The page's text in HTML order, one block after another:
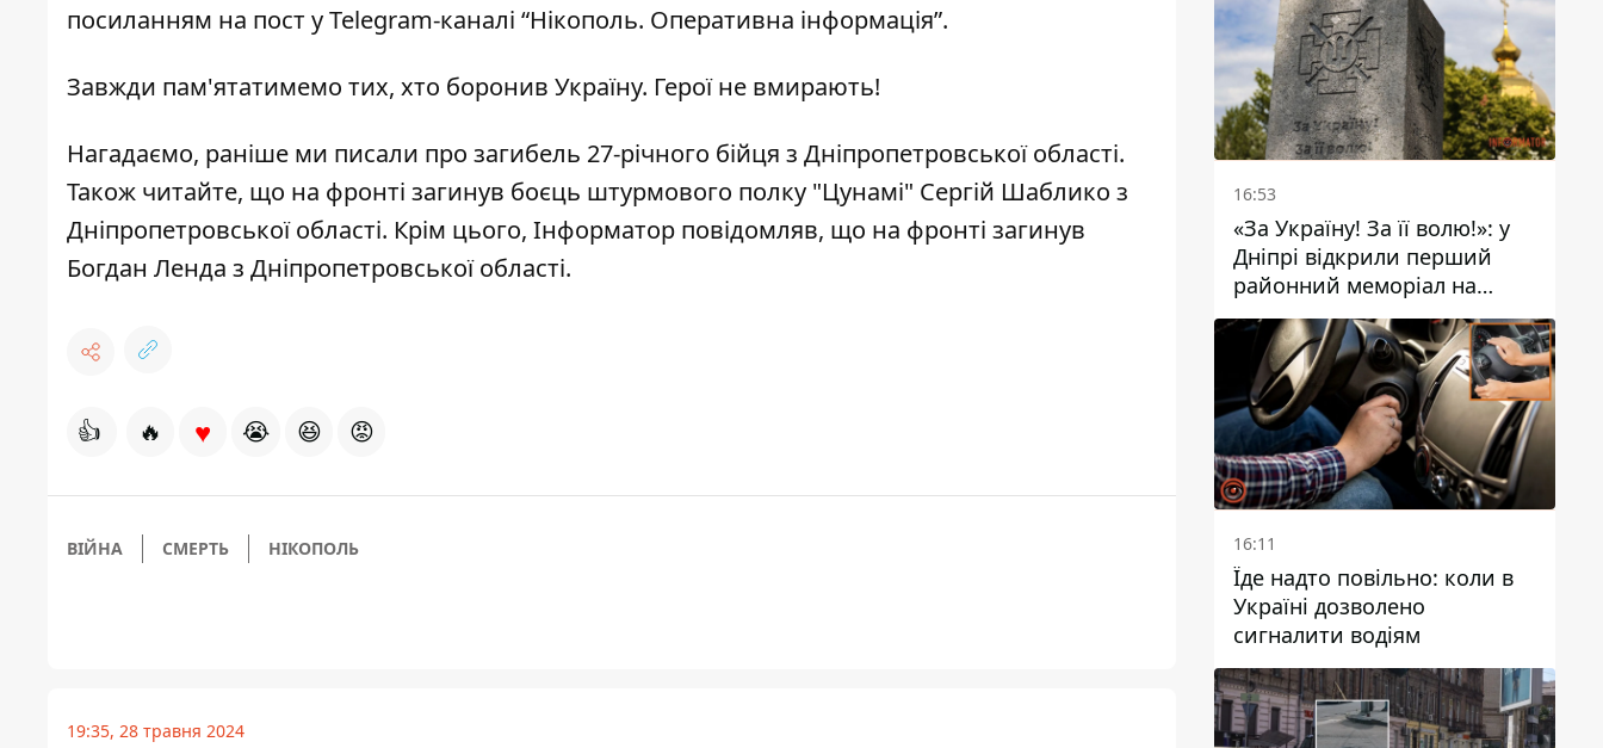
посиланням на пост у Telegram-каналі “Нікополь. Оперативна інформація”.
Завжди пам'ятатимемо тих, хто боронив Україну. Герої не вмирають!
Нагадаємо, раніше ми писали про загибель 27-річного бійця з Дніпропетровської області.
Також читайте, що на фронті загинув боєць штурмового полку "Цунамі" Сергій Шаблико з
Дніпропетровської області. Крім цього, Інформатор повідомляв, що на фронті загинув
Богдан Ленда з Дніпропетровської області.
👍 🔥 ♥ 😭 😆 😡
ВІЙНА СМЕРТЬ НІКОПОЛЬ
19:35, 28 травня 2024
16:53
«За Україну! За її волю!»: у
Дніпрі відкрили перший
районний меморіал на
честь полеглих Захисників
16:11
Їде надто повільно: коли в
Україні дозволено
сигналити водіям